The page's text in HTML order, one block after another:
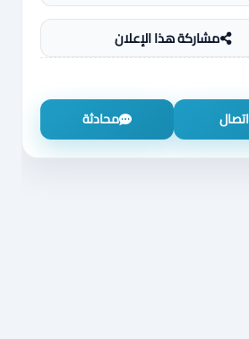
مشاركة هذا الإعلان
اتصال
محادثة